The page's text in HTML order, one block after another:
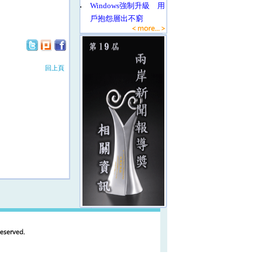
回上頁
‧
Windows強制升級 用
戶抱怨層出不窮